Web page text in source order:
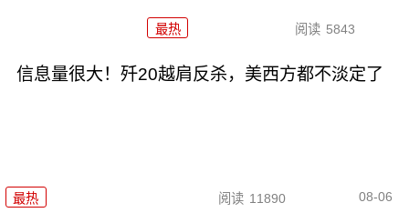
最热 阅读 5843
信息量很大！歼20越肩反杀，美西方都不淡定了
最热 阅读 11890 08-06